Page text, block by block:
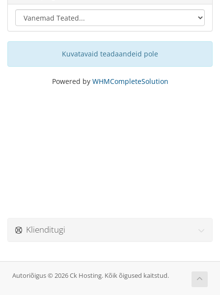
Kuvatavaid teadaandeid pole
Powered by WHMCompleteSolution
Klienditugi
Autoriõigus © 2026 Ck Hosting. Kõik õigused kaitstud.